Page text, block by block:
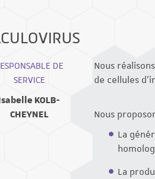
DE
SERVICE
KOLB-
CHEYNEL
Nous
de cellules
Nous
La
La